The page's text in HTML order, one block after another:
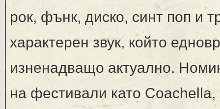
рок, фънк, диско, синт поп и
характерен звук, който
изненадващо актуално.
на фестивали като